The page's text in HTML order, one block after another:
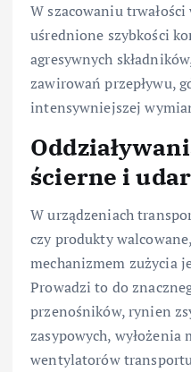
W szacowaniu
uśrednione szybkości
agresywnych
zawirowań przepływu,
intensywniejszej
ścierne i
W urządzeniach
czy produkty
mechanizmem zużycia
Prowadzi to do
przenośników, rynien
zasypowych, wyłożenia
wentylatorów